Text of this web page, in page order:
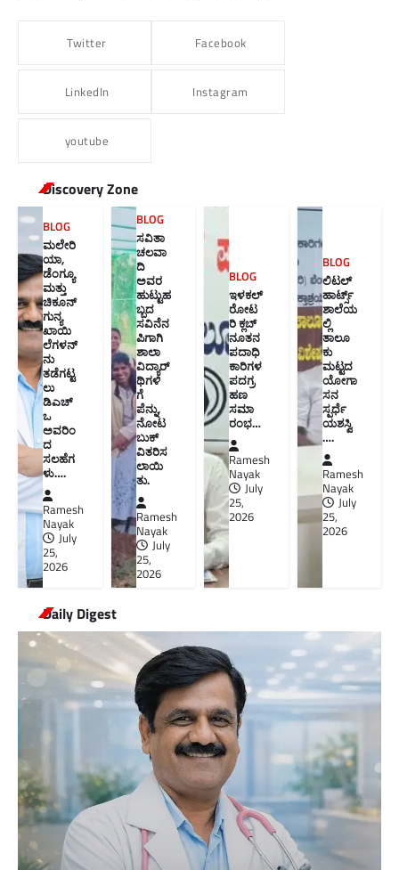
Twitter Facebook
LinkedIn Instagram
youtube
Discovery Zone
BLOG
ಮಲೇರಿ
ಯಾ,
ಡೆಂಗ್ಯೂ
ಮತ್ತು
ಚಿಕೂನ್
ಗುನ್ಯ
ಖಾಯಿ
ಲೆಗಳನ್
ನು
ತಡೆಗಟ್ಟ
ಲು
ಡಿಎಚ್‌
ಒ
ಅವರಿಂ
ದ
ಸಲಹೆಗ
ಳು….
Ramesh
Nayak
July
25,
2026
BLOG
ಸವಿತಾ
ಚಲವಾ
ದಿ
ಅವರ
ಹುಟ್ಟುಹ
ಬ್ಬದ
ಸವಿನೆನ
ಪಿಗಾಗಿ
ಶಾಲಾ
ವಿದ್ಯಾರ್
ಥಿಗಳಿ
ಗೆ
ಪೆನ್ನು,
ನೋಟ
ಬುಕ್
ವಿತರಿಸ
ಲಾಯಿ
ತು.
Ramesh
Nayak
July
25,
2026
BLOG
ಇಳಕಲ್
ರೋಟ
ರಿ ಕ್ಲಬ್
ನೂತನ‌
ಪದಾಧಿ
ಕಾರಿಗಳ
ಪದಗ್ರ
ಹಣ
ಸಮಾ
ರಂಭ…
Ramesh
Nayak
July
25,
2026
BLOG
ಲಿಟಲ್
ಹಾರ್ಟ್ಸ್
ಶಾಲೆಯ
ಲ್ಲಿ
ತಾಲೂ
ಕು
ಮಟ್ಟದ
ಯೋಗಾ
ಸನ
ಸ್ಪರ್ಧೆ
ಯಶಸ್ವಿ
….
Ramesh
Nayak
July
25,
2026
Daily Digest